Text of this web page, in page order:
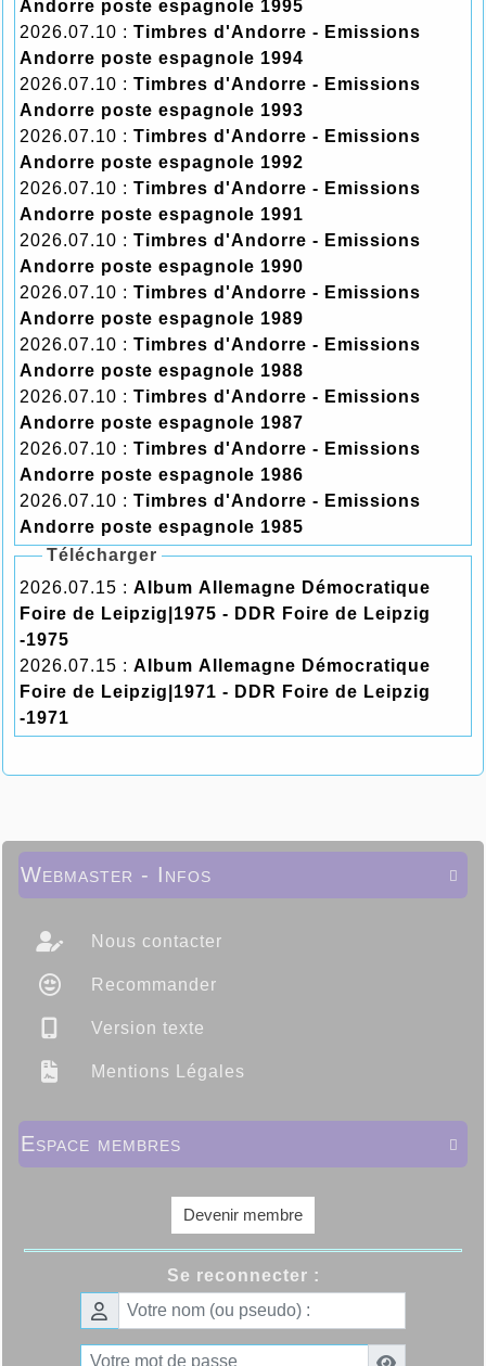
Andorre poste espagnole 1995
2026.07.10 : Timbres d'Andorre - Emissions
Andorre poste espagnole 1994
2026.07.10 : Timbres d'Andorre - Emissions
Andorre poste espagnole 1993
2026.07.10 : Timbres d'Andorre - Emissions
Andorre poste espagnole 1992
2026.07.10 : Timbres d'Andorre - Emissions
Andorre poste espagnole 1991
2026.07.10 : Timbres d'Andorre - Emissions
Andorre poste espagnole 1990
2026.07.10 : Timbres d'Andorre - Emissions
Andorre poste espagnole 1989
2026.07.10 : Timbres d'Andorre - Emissions
Andorre poste espagnole 1988
2026.07.10 : Timbres d'Andorre - Emissions
Andorre poste espagnole 1987
2026.07.10 : Timbres d'Andorre - Emissions
Andorre poste espagnole 1986
2026.07.10 : Timbres d'Andorre - Emissions
Andorre poste espagnole 1985
Télécharger
2026.07.15 : Album Allemagne Démocratique
Foire de Leipzig|1975 - DDR Foire de Leipzig
-1975
2026.07.15 : Album Allemagne Démocratique
Foire de Leipzig|1971 - DDR Foire de Leipzig
-1971

Webmaster - Infos
Nous contacter
Recommander
Version texte
Mentions Légales

Espace membres
Devenir membre
Se reconnecter :